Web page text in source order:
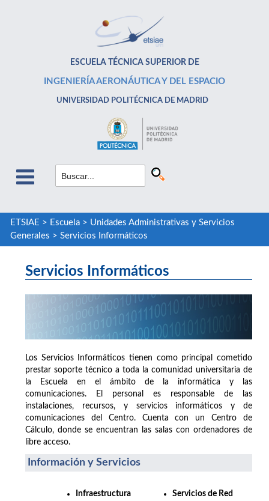
ESCUELA TÉCNICA SUPERIOR DE
INGENIERÍA AERONÁUTICA Y DEL ESPACIO
UNIVERSIDAD POLITÉCNICA DE MADRID
ETSIAE > Escuela> Unidades Administrativas y Servicios
Generales > Servicios Informáticos
Servicios Informáticos
Los Servicios Informáticos tienen como principal cometido
prestar soporte técnico a toda la comunidad universitaria de
la Escuela en el ámbito de la informática y las
comunicaciones. El personal es responsable de las
instalaciones, recursos, y servicios informáticos y de
comunicaciones del Centro. Cuenta con un Centro de
Cálculo, donde se encuentran las salas con ordenadores de
libre acceso.
Información y Servicios
Infraestructura
Servicios de Red